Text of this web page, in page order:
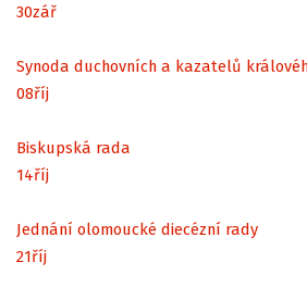
30zář
Synoda duchovních a kazatelů
08říj
Biskupská rada
14říj
Jednání olomoucké diecézní rady
21říj